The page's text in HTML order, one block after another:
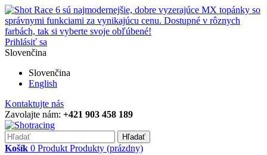
Prihlásiť sa
Slovenčina
Slovenčina
English
Kontaktujte nás
Zavolajte nám: +421 903 458 189
Hľadať
Košík 0 Produkt Produkty (prázdny)